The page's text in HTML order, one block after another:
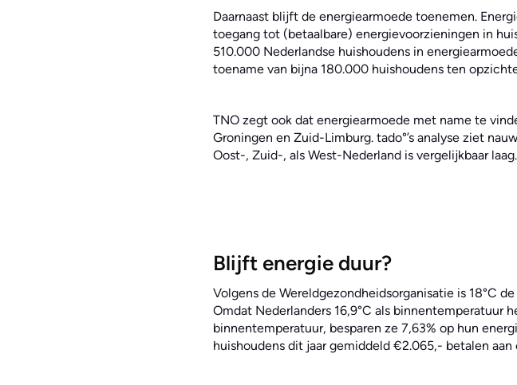
Daarnaast blijft de energiearmoede toenemen.
toegang tot (betaalbare) energievoorzieningen in
510.000 Nederlandse huishoudens in
toename van bijna 180.000 huishoudens ten
TNO zegt ook dat energiearmoede met name te
Groningen en Zuid-Limburg. tado°’s analyse ziet
Oost-, Zuid-, als West-Nederland is vergelijkbaar laag.
Blijft energie duur?
Volgens de Wereldgezondheidsorganisatie is 18°C
Omdat Nederlanders 16,9°C als binnentemperatuur
binnentemperatuur, besparen ze 7,63% op hun
huishoudens dit jaar gemiddeld €2.065,- betalen aan